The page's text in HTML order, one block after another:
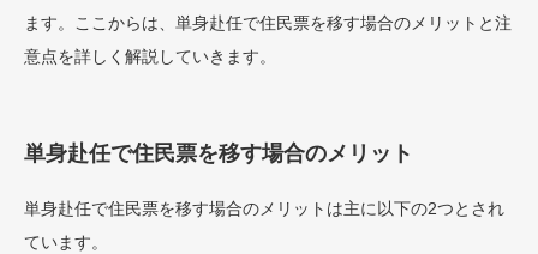
ます。ここからは、単身赴任で住民票を移す場合のメリットと注
意点を詳しく解説していきます。
単身赴任で住民票を移す場合のメリット
単身赴任で住民票を移す場合のメリットは主に以下の2つとされ
ています。